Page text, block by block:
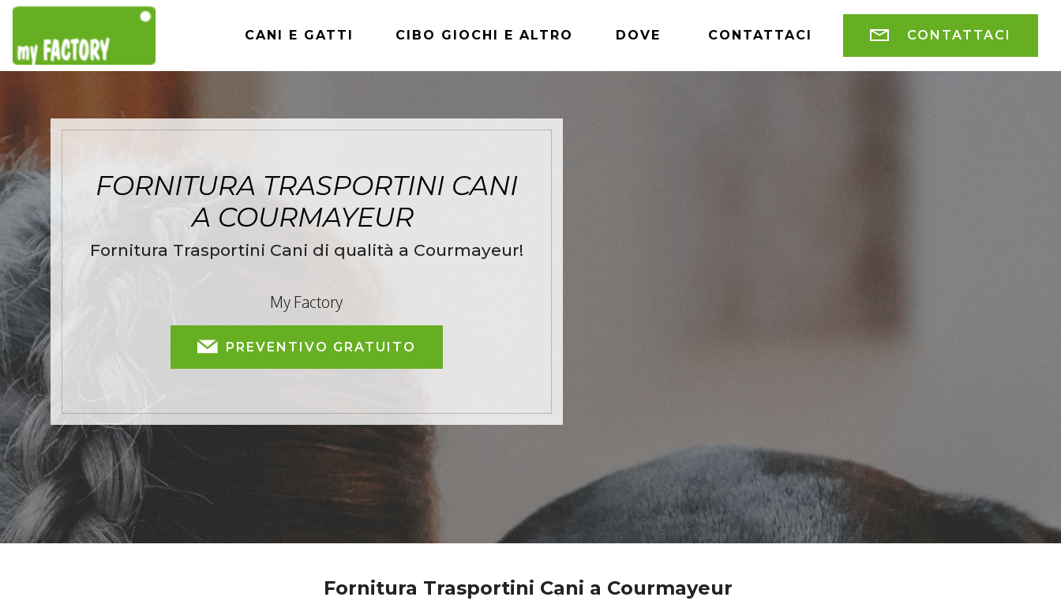
CANI E GATTI CIBO GIOCHI E ALTRO DOVE CONTATTACI CONTATTACI
FORNITURA TRASPORTINI CANI
A COURMAYEUR
Fornitura Trasportini Cani di qualità a Courmayeur!
My Factory
PREVENTIVO GRATUITO
Fornitura Trasportini Cani a Courmayeur